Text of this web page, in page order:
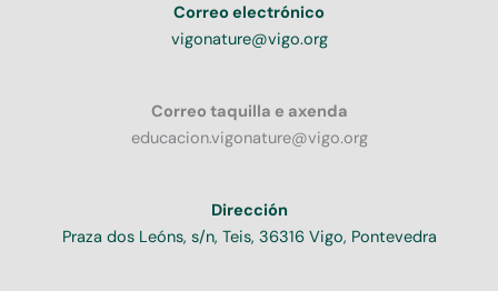
Correo electrónico
vigonature@vigo.org
Correo taquilla e axenda
educacion.vigonature@vigo.org
Dirección
Praza dos Leóns, s/n, Teis, 36316 Vigo, Pontevedra